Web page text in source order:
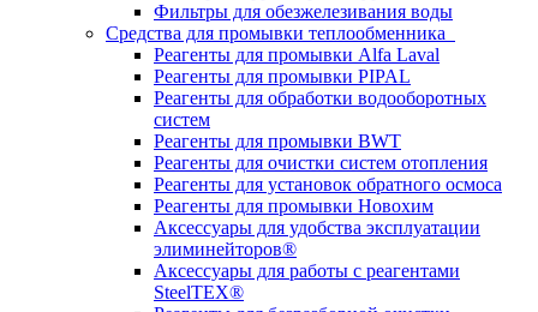
Фильтры для обезжелезивания воды
Средства для промывки теплообменника
Реагенты для промывки Alfa Laval
Реагенты для промывки PIPAL
Реагенты для обработки водооборотных
систем
Реагенты для промывки BWT
Реагенты для очистки систем отопления
Реагенты для установок обратного осмоса
Реагенты для промывки Новохим
Аксессуары для удобства эксплуатации
элиминейторов®
Аксессуары для работы с реагентами
SteelTEX®